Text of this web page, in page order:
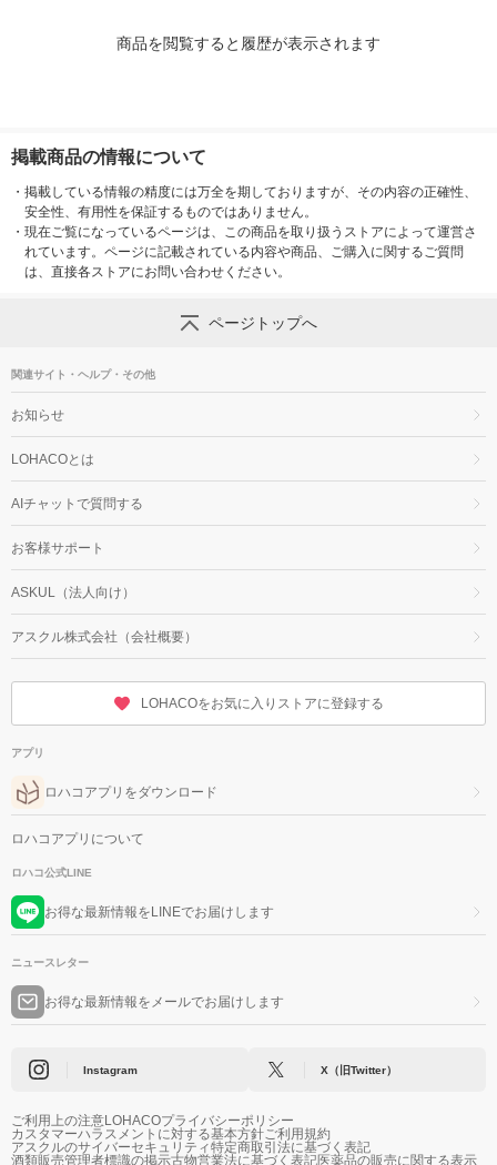
商品を閲覧すると履歴が表示されます
掲載商品の情報について
・ 掲載している情報の精度には万全を期しておりますが、その内容の正確性、
安全性、有用性を保証するものではありません。
・ 現在ご覧になっているページは、この商品を取り扱うストアによって運営さ
れています。ページに記載されている内容や商品、ご購入に関するご質問
は、直接各ストアにお問い合わせください。
ページトップへ
関連サイト・ヘルプ・その他
お知らせ
LOHACOとは
AIチャットで質問する
お客様サポート
ASKUL（法人向け）
アスクル株式会社（会社概要）
LOHACOをお気に入りストアに登録する
アプリ
ロハコアプリをダウンロード
ロハコアプリについて
ロハコ公式LINE
お得な最新情報をLINEでお届けします
ニュースレター
お得な最新情報をメールでお届けします
Instagram X（旧Twitter）
ご利用上の注意LOHACOプライバシーポリシー
カスタマーハラスメントに対する基本方針ご利用規約
アスクルのサイバーセキュリティ特定商取引法に基づく表記
酒類販売管理者標識の掲示古物営業法に基づく表記医薬品の販売に関する表示